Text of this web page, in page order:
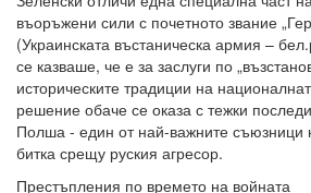
въоръжени сили с почетното звание
(Украинската въстаническа армия –
се казваше, че е за заслуги по
историческите традиции на
решение обаче се оказа с тежки
Полша - един от най-важните съюзници
битка срещу руския агресор.
Престъпления по времето на войната